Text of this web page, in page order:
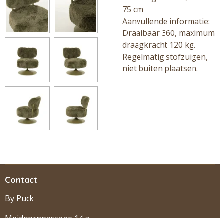
75 cm
Aanvullende informatie:
Draaibaar 360, maximum
draagkracht 120 kg.
Regelmatig stofzuigen,
niet buiten plaatsen.
Contact
By Puck